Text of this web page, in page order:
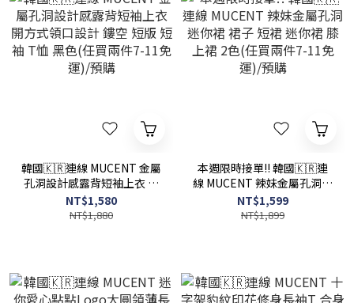
韓國🇰🇷連線 MUCENT 金屬
孔洞設計感露背短袖上衣 開
方式領口設計 鏤空 短版 短袖
T恤 黑色(任買兩件7-11免
NT$1,580
NT$1,880
本週限時接單!! 韓國🇰🇷連
線 MUCENT 辣妹金屬孔洞迷
你裙 裙子 短裙 迷你裙 膝上
裙 2色(任買兩件7-11免運)/
NT$1,599
NT$1,899